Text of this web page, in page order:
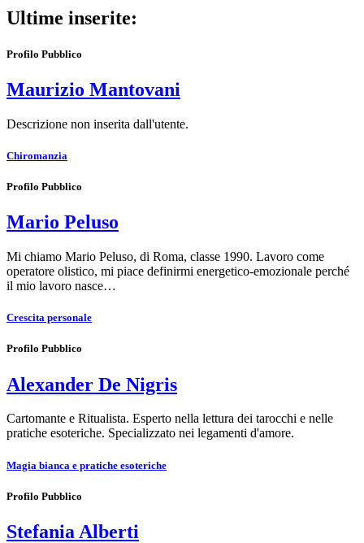
Ultime inserite:
Profilo Pubblico
Maurizio Mantovani
Descrizione non inserita dall'utente.
Chiromanzia
Profilo Pubblico
Mario Peluso
Mi chiamo Mario Peluso, di Roma, classe 1990. Lavoro come
operatore olistico, mi piace definirmi energetico-emozionale perché
il mio lavoro nasce…
Crescita personale
Profilo Pubblico
Alexander De Nigris
Cartomante e Ritualista. Esperto nella lettura dei tarocchi e nelle
pratiche esoteriche. Specializzato nei legamenti d'amore.
Magia bianca e pratiche esoteriche
Profilo Pubblico
Stefania Alberti